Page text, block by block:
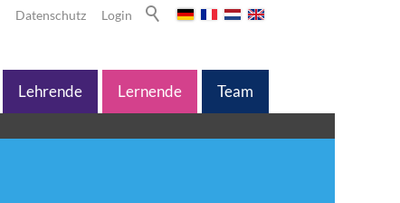
Login
Datenschutz
Lehrende Lernende Team